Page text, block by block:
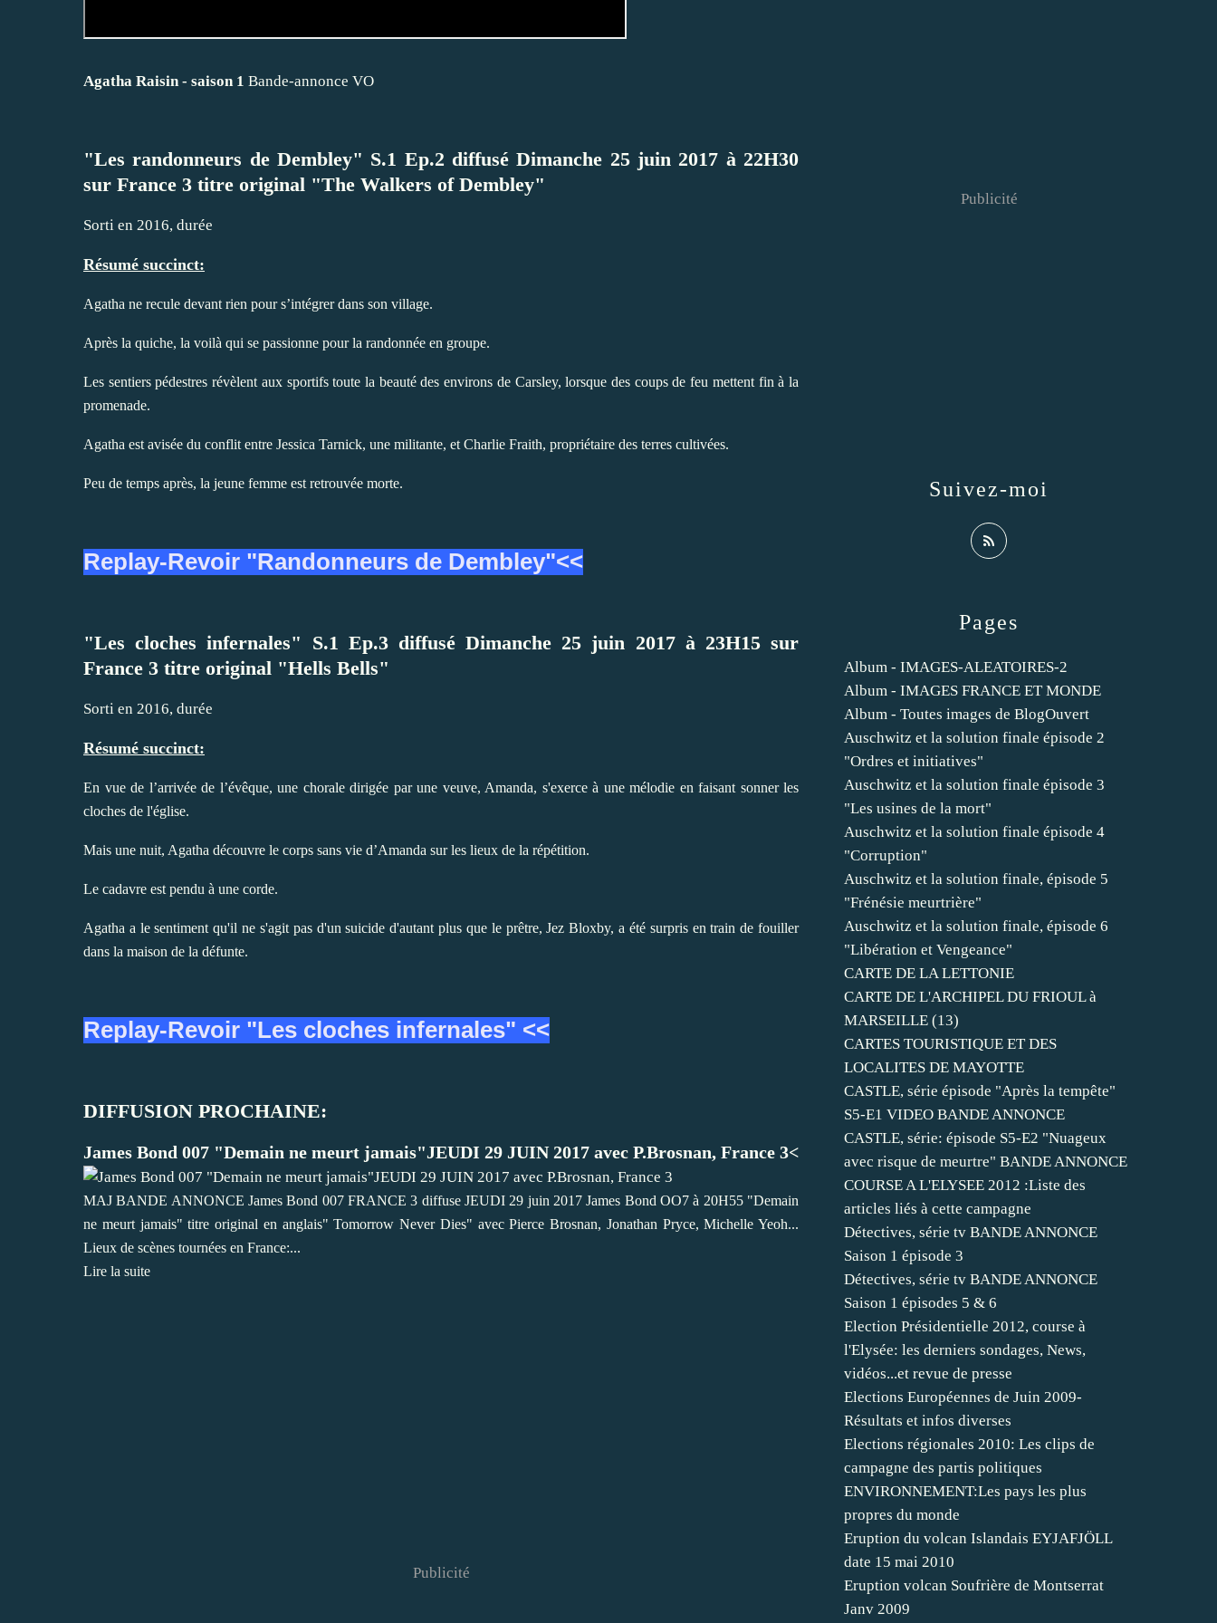
Agatha Raisin - saison 1 Bande-annonce VO
"Les randonneurs de Dembley" S.1 Ep.2 diffusé Dimanche 25 juin 2017 à 22H30
sur France 3 titre original "The Walkers of Dembley"
Sorti en 2016, durée
Résumé succinct:
Agatha ne recule devant rien pour s’intégrer dans son village.
Après la quiche, la voilà qui se passionne pour la randonnée en groupe.
Les sentiers pédestres révèlent aux sportifs toute la beauté des environs de Carsley, lorsque des coups de feu mettent fin à la
promenade.
Agatha est avisée du conflit entre Jessica Tarnick, une militante, et Charlie Fraith, propriétaire des terres cultivées.
Peu de temps après, la jeune femme est retrouvée morte.
Replay-Revoir "Randonneurs de Dembley"<<
"Les cloches infernales" S.1 Ep.3 diffusé Dimanche 25 juin 2017 à 23H15 sur
France 3 titre original "Hells Bells"
Sorti en 2016, durée
Résumé succinct:
En vue de l’arrivée de l’évêque, une chorale dirigée par une veuve, Amanda, s'exerce à une mélodie en faisant sonner les
cloches de l'église.
Mais une nuit, Agatha découvre le corps sans vie d’Amanda sur les lieux de la répétition.
Le cadavre est pendu à une corde.
Agatha a le sentiment qu'il ne s'agit pas d'un suicide d'autant plus que le prêtre, Jez Bloxby, a été surpris en train de fouiller
dans la maison de la défunte.
Replay-Revoir "Les cloches infernales" <<
DIFFUSION PROCHAINE:
James Bond 007 "Demain ne meurt jamais"JEUDI 29 JUIN 2017 avec P.Brosnan, France 3<
MAJ BANDE ANNONCE James Bond 007 FRANCE 3 diffuse JEUDI 29 juin 2017 James Bond OO7 à 20H55 "Demain
ne meurt jamais" titre original en anglais" Tomorrow Never Dies" avec Pierce Brosnan, Jonathan Pryce, Michelle Yeoh...
Lieux de scènes tournées en France:...
Lire la suite
Publicité
Pages
Album - IMAGES-ALEATOIRES-2
Album - IMAGES FRANCE ET MONDE
Album - Toutes images de BlogOuvert
Auschwitz et la solution finale épisode 2
"Ordres et initiatives"
Auschwitz et la solution finale épisode 3
"Les usines de la mort"
Auschwitz et la solution finale épisode 4
"Corruption"
Auschwitz et la solution finale, épisode 5
"Frénésie meurtrière"
Auschwitz et la solution finale, épisode 6
"Libération et Vengeance"
CARTE DE LA LETTONIE
CARTE DE L'ARCHIPEL DU FRIOUL à
MARSEILLE (13)
CARTES TOURISTIQUE ET DES
LOCALITES DE MAYOTTE
CASTLE, série épisode "Après la tempête"
S5-E1 VIDEO BANDE ANNONCE
CASTLE, série: épisode S5-E2 "Nuageux
avec risque de meurtre" BANDE ANNONCE
COURSE A L'ELYSEE 2012 :Liste des
articles liés à cette campagne
Détectives, série tv BANDE ANNONCE
Saison 1 épisode 3
Détectives, série tv BANDE ANNONCE
Saison 1 épisodes 5 & 6
Election Présidentielle 2012, course à
l'Elysée: les derniers sondages, News,
vidéos...et revue de presse
Elections Européennes de Juin 2009-
Résultats et infos diverses
Elections régionales 2010: Les clips de
campagne des partis politiques
ENVIRONNEMENT:Les pays les plus
propres du monde
Eruption du volcan Islandais EYJAFJÖLL
date 15 mai 2010
Eruption volcan Soufrière de Montserrat
Janv 2009
Suivez-moi
Publicité